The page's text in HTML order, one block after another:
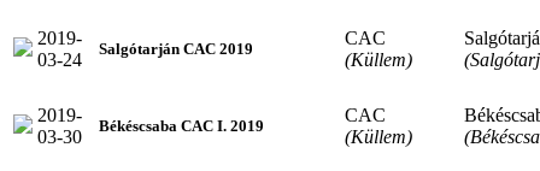
2019-
03-24
Salgótarján CAC 2019
CAC
(Küllem)
2019-
03-30
Békéscsaba CAC I. 2019
CAC
(Küllem)